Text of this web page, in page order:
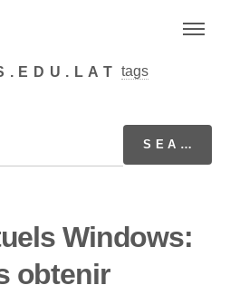
tags
Windows:
obtenir